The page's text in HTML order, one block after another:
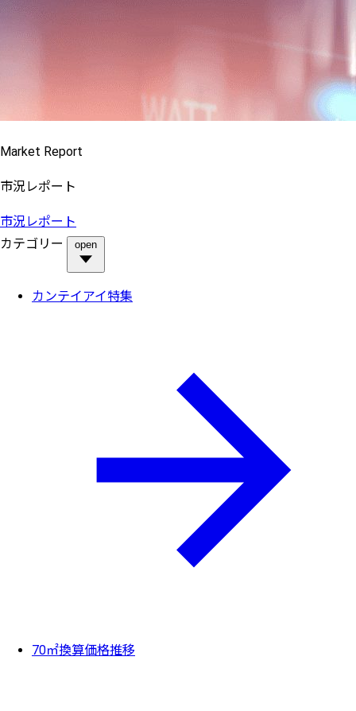
Market Report
市況レポート
市況レポート
カテゴリー
open
カンテイアイ特集
70㎡換算価格推移